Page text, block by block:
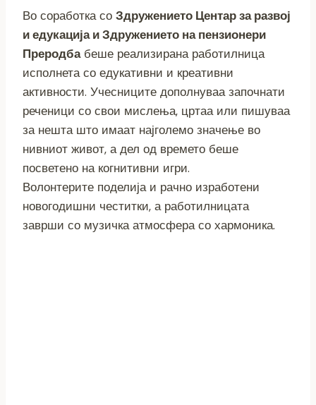
Во соработка со Здружението Центар за развој
и едукација и Здружението на пензионери
Преродбабеше реализирана работилница
исполнета со едукативни и креативни
активности. Учесниците дополнуваа започнати
реченици со свои мислења, цртаа или пишуваа
за нешта што имаат најголемо значење во
нивниот живот, а дел од времето беше
посветено на когнитивни игри.
Волонтерите поделија и рачно изработени
новогодишни честитки, а работилницата
заврши со музичка атмосфера со хармоника.